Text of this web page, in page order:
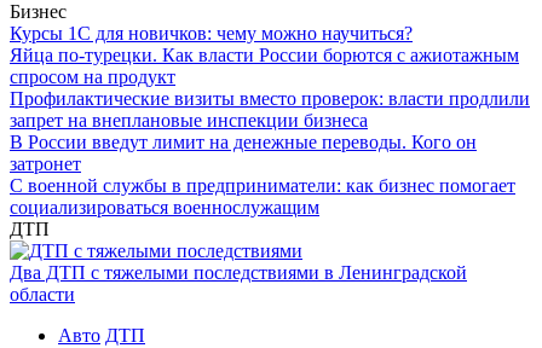
Бизнес
Курсы 1С для новичков: чему можно научиться?
Яйца по-турецки. Как власти России борются с ажиотажным
спросом на продукт
Профилактические визиты вместо проверок: власти продлили
запрет на внеплановые инспекции бизнеса
В России введут лимит на денежные переводы. Кого он
затронет
С военной службы в предприниматели: как бизнес помогает
социализироваться военнослужащим
ДТП
Два ДТП с тяжелыми последствиями в Ленинградской
области
Авто ДТП